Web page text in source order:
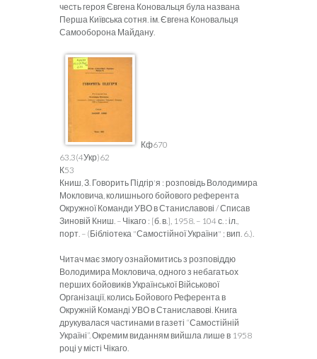
честь героя Євгена Коновальця була названа
Перша Київська сотня. ім. Євгена Коновальця
Самооборона Майдану.
Кф670
63.3(4Укр)62
К53
Книш, З. Говорить Підгір'я : розповідь Володимира
Мокловича, колишнього бойового референта
Окружної Команди УВО в Станиславові / Списав
Зиновій Книш. – Чікаго : [б. в.], 1958. – 104 с. : іл.,
порт. – (Бібліотека "Самостійної України" ; вип. 6.).
Читач має змогу ознайомитись з розповіддю
Володимира Мокловича, одного з небагатьох
перших бойовиків Української Військової
Організації, колись Бойового Референта в
Окружній Команді УВО в Станиславові. Книга
друкувалася частинами в газеті “Самостійній
Україні”. Окремим виданням вийшла лише в 1958
році у місті Чікаго.